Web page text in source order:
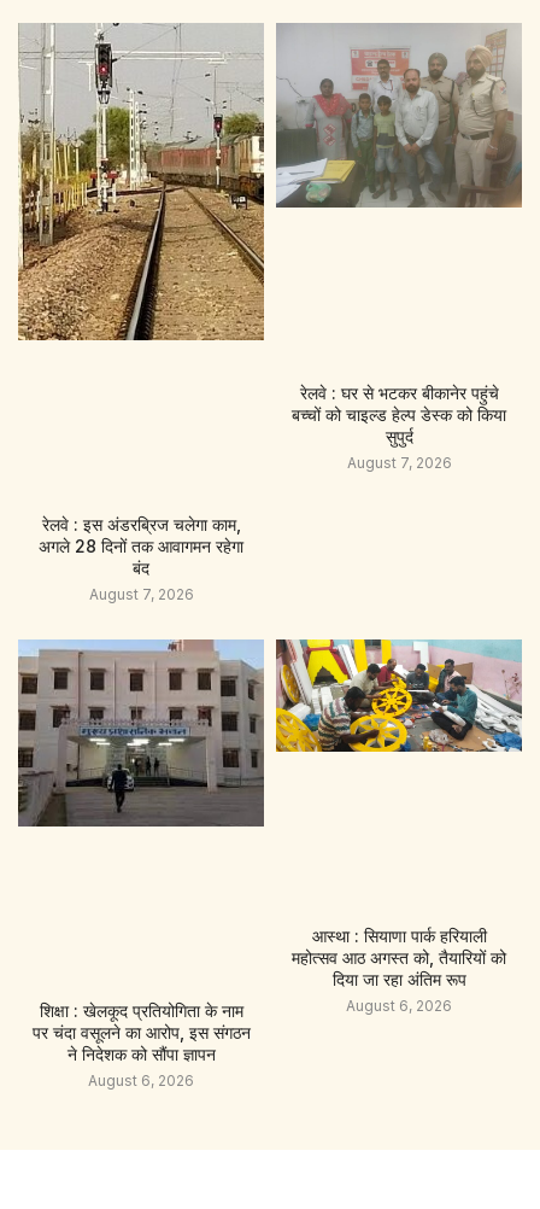
रेलवे : इस अंडरब्रिज चलेगा काम,
अगले 28 दिनों तक आवागमन रहेगा
बंद
August 7, 2026
रेलवे : घर से भटकर बीकानेर पहुंचे
बच्चों को चाइल्ड हेल्प डेस्क को किया
सुपुर्द
August 7, 2026
शिक्षा : खेलकूद प्रतियोगिता के नाम
पर चंदा वसूलने का आरोप, इस संगठन
ने निदेशक को सौंपा ज्ञापन
August 6, 2026
आस्था : सियाणा पार्क हरियाली
महोत्सव आठ अगस्त को, तैयारियों को
दिया जा रहा अंतिम रूप
August 6, 2026